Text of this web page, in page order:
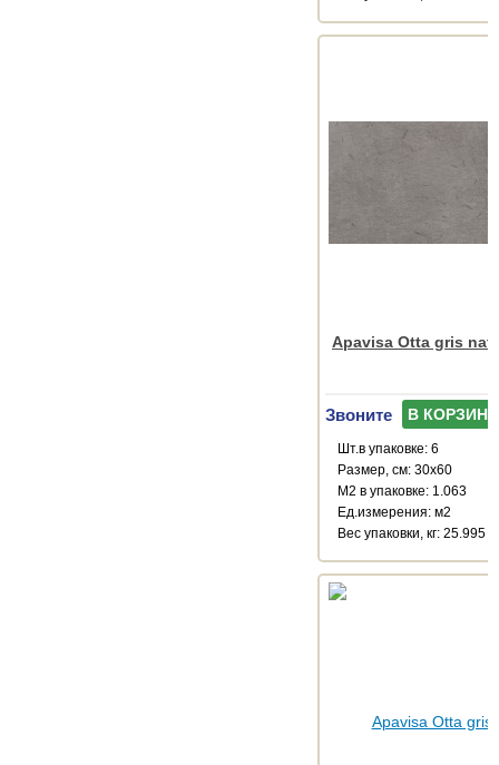
Apavisa Otta gris
Звоните В КОРЗИНУ
Шт.в упаковке: 6
Размер, см: 30x60
М2 в упаковке: 1.063
Ед.измерения: м2
Веc упаковки, кг: 25.995